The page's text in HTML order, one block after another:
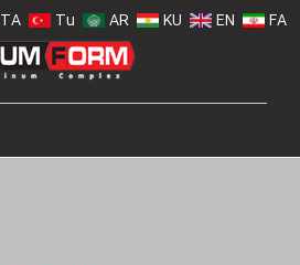
FA
EN
KU
AR
Tu
TA